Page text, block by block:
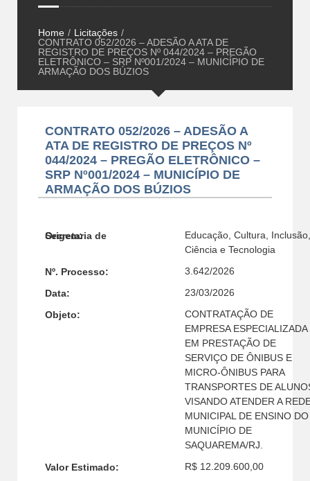
Home / Licitações /
CONTRATO 052/2026 – ADESÃO A ATA DE
REGISTRO DE PREÇOS Nº 044/2024 – PREGÃO
ELETRÔNICO – SRP Nº001/2024 – MUNICÍPIO DE
ARMAÇÃO DOS BÚZIOS
CONTRATO 052/2026 – ADESÃO A
ATA DE REGISTRO DE PREÇOS Nº
044/2024 – PREGÃO ELETRÔNICO –
SRP Nº001/2024 – MUNICÍPIO DE
ARMAÇÃO DOS BÚZIOS
Secretaria de Origem:
Educação, Cultura, Inclusão,
Ciência e Tecnologia
Nº. Processo: 3.642/2026
Data: 23/03/2026
Objeto:
CONTRATAÇÃO DE
EMPRESA ESPECIALIZADA
EM PRESTAÇÃO DE
SERVIÇO DE ÔNIBUS E
MICRO-ÔNIBUS PARA
TRANSPORTES DE
VISANDO ATENDER A
MUNICIPAL DE ENSINO DO
MUNICÍPIO DE
SAQUAREMA/RJ.
Valor Estimado: R$ 12.209.600,00